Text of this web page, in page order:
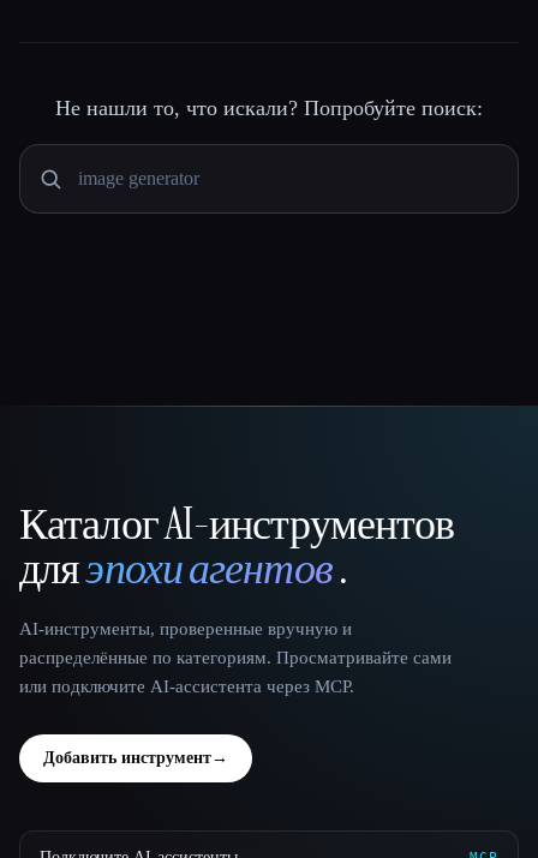
Не нашли то, что искали? Попробуйте поиск:
That AI Collection
Каталог AI-инструментов
дляэпохи агентов.
AI-инструменты, проверенные вручную и
распределённые по категориям. Просматривайте сами
или подключите AI-ассистента через MCP.
Добавить инструмент→